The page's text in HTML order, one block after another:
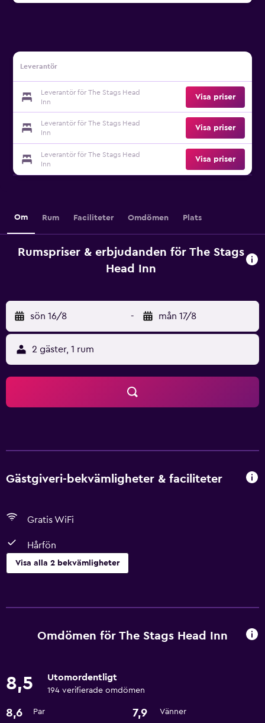
Leverantör
Leverantör för The Stags Head
Inn
Visa priser
Leverantör för The Stags Head
Inn
Visa priser
Leverantör för The Stags Head
Inn
Visa priser
Om Rum Faciliteter Omdömen Plats
Rumspriser & erbjudanden för The Stags
Head Inn
sön 16/8 - mån 17/8
2 gäster, 1 rum
Gästgiveri-bekvämligheter & faciliteter
Gratis WiFi
Hårfön
Visa alla 2 bekvämligheter
Hårfön
Grundläggande bekvämligheter
Omdömen för The Stags Head Inn
8,5 Utomordentligt
194 verifierade omdömen
8,6 Par 7,9 Vänner